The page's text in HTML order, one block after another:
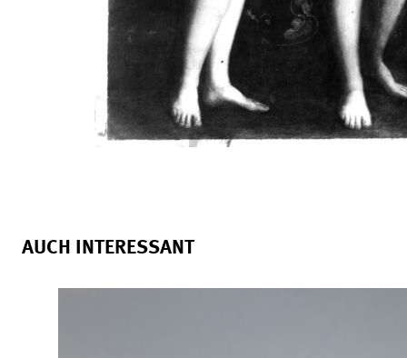
AUCH INTERESSANT